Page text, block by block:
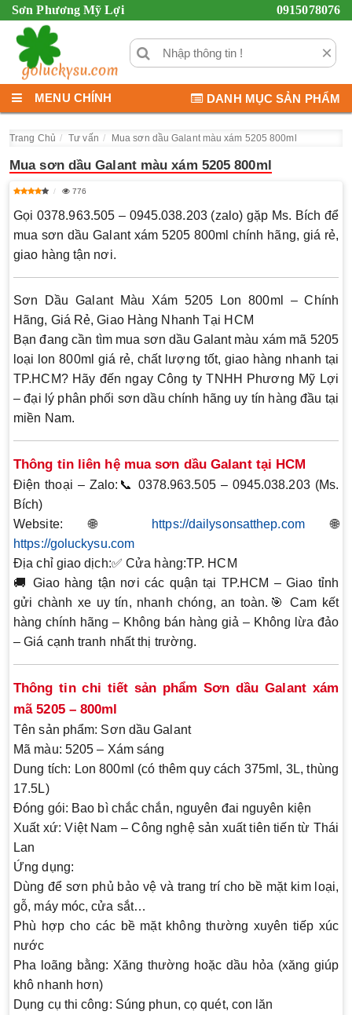
Sơn Phương Mỹ Lợi 0915078076
×
MENU CHÍNH DANH MỤC SẢN PHẨM
Trang Chủ Tư vấn Mua sơn dầu Galant màu xám 5205 800ml
Mua sơn dầu Galant màu xám 5205 800ml
776
Gọi 0378.963.505 – 0945.038.203 (zalo) gặp Ms. Bích để
mua sơn dầu Galant xám 5205 800ml chính hãng, giá rẻ,
giao hàng tận nơi.
Sơn Dầu Galant Màu Xám 5205 Lon 800ml – Chính
Hãng, Giá Rẻ, Giao Hàng Nhanh Tại HCM
Bạn đang cần tìm mua sơn dầu Galant màu xám mã 5205
loại lon 800ml giá rẻ, chất lượng tốt, giao hàng nhanh tại
TP.HCM? Hãy đến ngayCông ty TNHH Phương Mỹ Lợi
– đại lý phân phối sơn dầu chính hãng uy tín hàng đầu tại
miền Nam.
Thông tin liên hệ mua sơn dầu Galant tại HCM
Điện thoại – Zalo: 📞 0378.963.505 – 0945.038.203 (Ms.
Bích)
Website: 🌐 https://dailysonsatthep.com🌐
https://goluckysu.com
Địa chỉ giao dịch:✅ Cửa hàng:TP. HCM
🚚 Giao hàng tận nơi các quận tại TP.HCM – Giao tỉnh
gửi chành xe uy tín, nhanh chóng, an toàn. 🎯 Cam kết
hàng chính hãng – Không bán hàng giả – Không lừa đảo
– Giá cạnh tranh nhất thị trường.
Thông tin chi tiết sản phẩm Sơn dầu Galant xám
mã 5205 – 800ml
Tên sản phẩm: Sơn dầu Galant
Mã màu: 5205 – Xám sáng
Dung tích: Lon 800ml (có thêm quy cách 375ml, 3L, thùng
17.5L)
Đóng gói: Bao bì chắc chắn, nguyên đai nguyên kiện
Xuất xứ: Việt Nam – Công nghệ sản xuất tiên tiến từ Thái
Lan
Ứng dụng:
Dùng để sơn phủ bảo vệ và trang trí cho bề mặt kim loại,
gỗ, máy móc, cửa sắt…
Phù hợp cho các bề mặt không thường xuyên tiếp xúc
nước
Pha loãng bằng: Xăng thường hoặc dầu hỏa (xăng giúp
khô nhanh hơn)
Dụng cụ thi công: Súng phun, cọ quét, con lăn